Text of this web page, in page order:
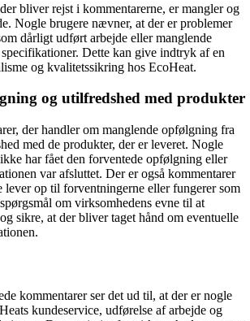
bliver rejst i kommentarerne, er mangler og
Nogle brugere nævner, at der er problemer
dårligt udført arbejde eller manglende
Dette kan give indtryk af en
og kvalitetssikring hos EcoHeat.
og utilfredshed med produkter
der handler om manglende opfølgning fra
med de produkter, der er leveret. Nogle
har fået den forventede opfølgning eller
var afsluttet. Der er også kommentarer
lever op til forventningerne eller fungerer som
om virksomhedens evne til at
sikre, at der bliver taget hånd om eventuelle
kommentarer ser det ud til, at der er nogle
kundeservice, udførelse af arbejde og